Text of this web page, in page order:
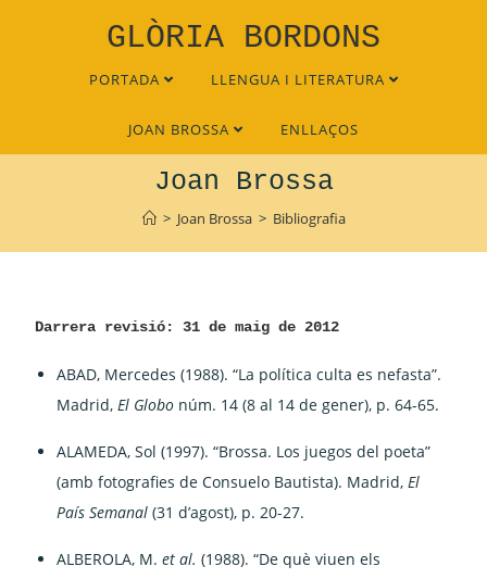
GLÒRIA BORDONS
PORTADA LLENGUA I LITERATURA
JOAN BROSSA ENLLAÇOS
Selecció d'entrevistes a
Joan Brossa
> Joan Brossa > Bibliografia
Darrera revisió: 31 de maig de 2012
ABAD, Mercedes (1988). “La política culta es nefasta”.
Madrid,El Globo núm. 14 (8 al 14 de gener), p. 64-65.
ALAMEDA, Sol (1997). “Brossa. Los juegos del poeta”
(amb fotografies de Consuelo Bautista). Madrid,El
País Semanal(31 d’agost), p. 20-27.
ALBEROLA, M.et al. (1988). “De què viuen els